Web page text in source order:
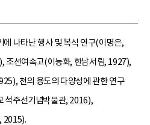
나타난 행사 및 복식 연구(이명은,
조선여속고(이능화, 한남서림, 1927),
천의 용도의 다양성에 관한 연구
석주선기념박물관, 2016),
2015).